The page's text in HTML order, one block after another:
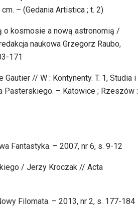
– (Gedania Artistica ; t. 2)
o kosmosie a nową astronomią /
naukowa Grzegorz Raubo,
171
// W : Kontynenty. T. 1, Studia i
– Katowice ; Rzeszów :
Fantastyka. – 2007, nr 6, s. 9-12
/ Jerzy Kroczak // Acta
Filomata. – 2013, nr 2, s. 177-184